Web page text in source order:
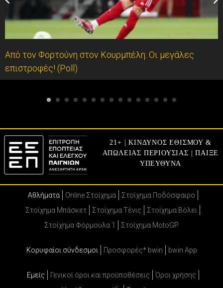
Από τον Φορτούνη στον Κουρμπέλη: Οι μεγάλες
επιστροφές! (Poll)
21+ | ΚΙΝΔΥΝΟΣ ΕΘΙΣΜΟΥ &
ΑΠΩΛΕΙΑΣ ΠΕΡΙΟΥΣΙΑΣ | ΠΑΙΞΕ
ΥΠΕΥΘΥΝΑ
Αθλήματα Online Στοίχημα
Στοίχημα Ποδόσφαιρο
Στοίχημα Μπάσκετ
Στοίχημα Τένις
Στοίχημα Βόλει
Στοίχημα Φόρμουλα 1
Στοίχημα MotoGP
Κορυφαίοι σύνδεσμοι Προσφορές* bwin bwin App
Εμείς Γενικοί όροι και προϋποθέσεις
Όροι χρήσης